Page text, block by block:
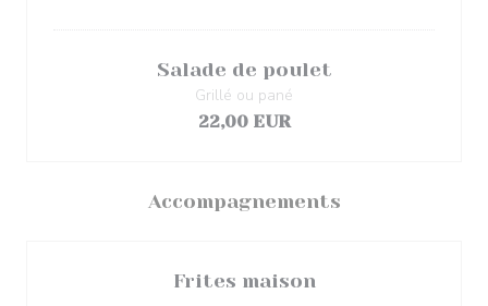
Salade de poulet
Grillé ou pané
22,00 EUR
Accompagnements
Frites maison